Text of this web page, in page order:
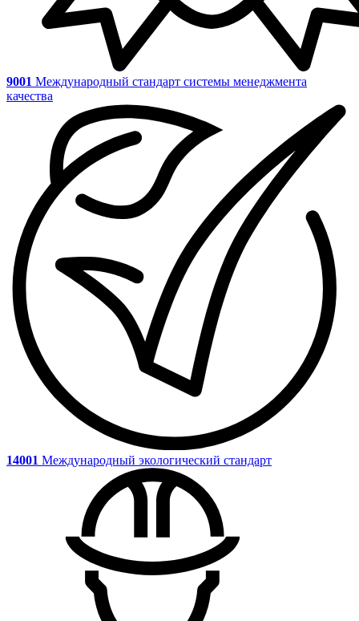
9001 Международный стандарт системы менеджмента
качества
14001 Международный экологический стандарт